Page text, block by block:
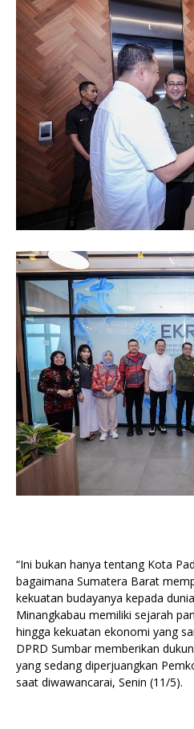
“Ini bukan hanya tentang Kota
bagaimana Sumatera Barat
kekuatan budayanya kepada
Minangkabau memiliki sejarah
hingga kekuatan ekonomi yang
DPRD Sumbar memberikan
yang sedang diperjuangkan
saat diwawancarai, Senin (11/5).